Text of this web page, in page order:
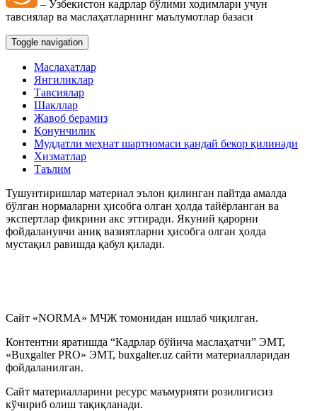
Таътиллар жадвалини қўллаш тартиби тўғрисидаги
вазиятларнинг маълумотлар базаси
Таътилни узайтириш ва кўчириш тўғрисидаги
вазиятларнинг маълумотлар базаси
My.mehnat.uz
Иш хақи сақланмаган холда бериладиган таътилни
расмийлаштириш тўғрисидаги вазиятларнинг
маълумотлар базаси
Иш ҳақидан ушлаб қолиш ва ажратмалар
Йиллик меҳнат таътилини беришни рад этиш
дафтарчаларининг иккита бланкасининг аниқланиши
тўғрисидаги вазиятларнинг маълумотлар базаси
Иш ҳақи, компенсация ва бошқа тўловлар
– Ўзбекистон кадрлар бўлими ходимлари учун
тавсиялар ва маслаҳатларнинг маълумотлар базаси
Toggle navigation
Маслаҳатлар
Янгиликлар
Тавсиялар
Шакллар
Жавоб берамиз
Қонунчилик
Муддатли меҳнат шартномаси қандай бекор қилинади
Хизматлар
Таълим
Тушунтиришлар материал эълон қилинган пайтда амалда
бўлган нормаларни ҳисобга олган ҳолда тайёрланган ва
экспертлар фикрини акс эттиради. Якуний қарорни
фойдаланувчи аниқ вазиятларни ҳисобга олган ҳолда
мустақил равишда қабул қилади.
Сайт «NORMA» МЧЖ томонидан ишлаб чиқилган.
Контентни яратишда “Кадрлар бўйича маслаҳатчи” ЭМТ,
«Buxgalter PRO» ЭМТ, buxgalter.uz сайти материалларидан
фойдаланилган.
Сайт материалларини ресурс маъмурияти розилигисиз
кўчириб олиш тақиқланади.